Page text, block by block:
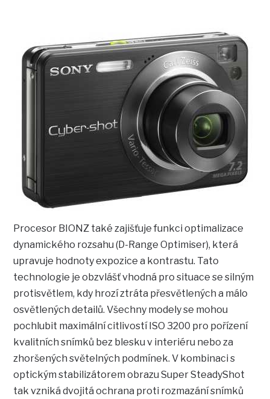
Procesor BIONZ také zajišťuje funkci optimalizace
dynamického rozsahu (D-Range Optimiser), která
upravuje hodnoty expozice a kontrastu. Tato
technologie je obzvlášť vhodná pro situace se silným
protisvětlem, kdy hrozí ztráta přesvětlených a málo
osvětlených detailů. Všechny modely se mohou
pochlubit maximální citlivostí ISO 3200 pro pořízení
kvalitních snímků bez blesku v interiéru nebo za
zhoršených světelných podmínek. V kombinaci s
optickým stabilizátorem obrazu Super SteadyShot
tak vzniká dvojitá ochrana proti rozmazání snímků